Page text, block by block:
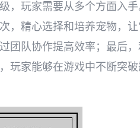
，玩家需要从多个方面入
，精心选择和培养宠物，
团队协作提高效率；最后
玩家能够在游戏中不断突